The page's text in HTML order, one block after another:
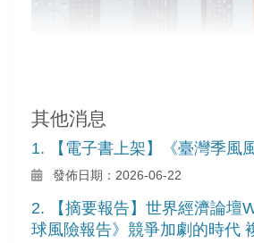
其他消息
1. 【電子書上架】《臺灣季風
發佈日期：2026-06-22
2. 【摘要報告】世界經濟論壇
球風險報告》競爭加劇的時代